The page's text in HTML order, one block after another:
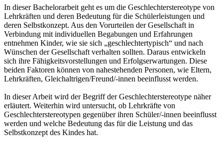
In dieser Bachelorarbeit geht es um die Geschlechterstereotype von
Lehrkräften und deren Bedeutung für die Schülerleistungen und
deren Selbstkonzept. Aus den Vorurteilen der Gesellschaft in
Verbindung mit individuellen Begabungen und Erfahrungen
entnehmen Kinder, wie sie sich „geschlechtertypisch“ und nach
Wünschen der Gesellschaft verhalten sollten. Daraus entwickeln
sich ihre Fähigkeitsvorstellungen und Erfolgserwartungen. Diese
beiden Faktoren können von nahestehenden Personen, wie Eltern,
Lehrkräften, Gleichaltrigen/Freund/-innen beeinflusst werden.
In dieser Arbeit wird der Begriff der Geschlechterstereotype näher
erläutert. Weiterhin wird untersucht, ob Lehrkräfte von
Geschlechterstereotypen gegenüber ihren Schüler/-innen beeinflusst
werden und welche Bedeutung das für die Leistung und das
Selbstkonzept des Kindes hat.